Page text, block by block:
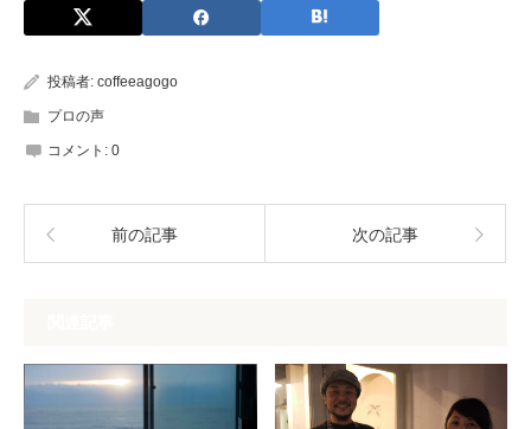
投稿者: coffeeagogo
プロの声
コメント: 0
前の記事 次の記事